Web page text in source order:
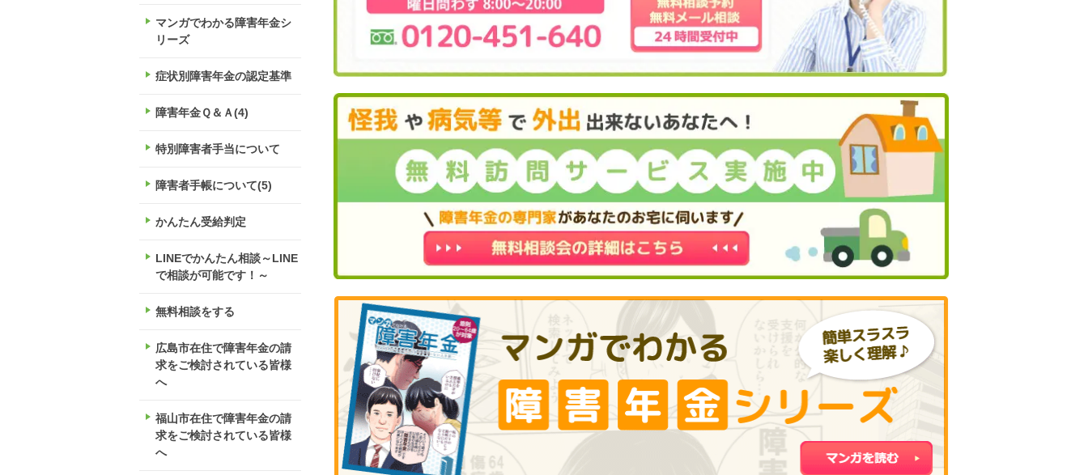
マンガでわかる障害年金シ
リーズ
症状別障害年金の認定基準
障害年金Ｑ＆Ａ(4)
特別障害者手当について
障害者手帳について(5)
かんたん受給判定
LINEでかんたん相談～LINE
で相談が可能です！～
無料相談をする
広島市在住で障害年金の請
求をご検討されている皆様
へ
福山市在住で障害年金の請
求をご検討されている皆様
へ